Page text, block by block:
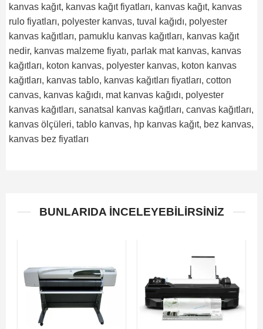
kanvas kağıt, kanvas kağıt fiyatları, kanvas kağıt, kanvas
rulo fiyatları, polyester kanvas, tuval kağıdı, polyester
kanvas kağıtları, pamuklu kanvas kağıtları, kanvas kağıt
nedir, kanvas malzeme fiyatı, parlak mat kanvas, kanvas
kağıtları, koton kanvas, polyester kanvas, koton kanvas
kağıtları, kanvas tablo, kanvas kağıtları fiyatları, cotton
canvas, kanvas kağıdı, mat kanvas kağıdı, polyester
kanvas kağıtları, sanatsal kanvas kağıtları, canvas kağıtları,
kanvas ölçüleri, tablo kanvas, hp kanvas kağıt, bez kanvas,
kanvas bez fiyatları
BUNLARIDA İNCELEYEBILIRSINIZ